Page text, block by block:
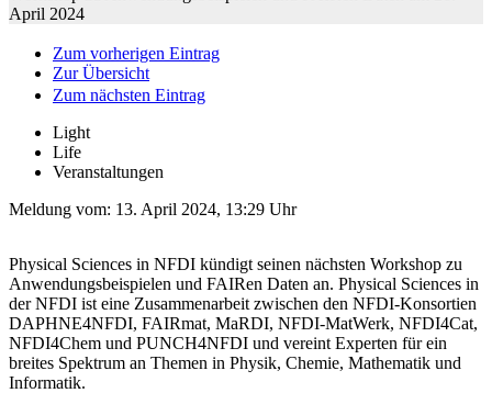
April 2024
Zum vorherigen Eintrag
Zur Übersicht
Zum nächsten Eintrag
Light
Life
Veranstaltungen
Meldung vom: 13. April 2024, 13:29 Uhr
Physical Sciences in NFDI kündigt seinen nächsten Workshop zu
Anwendungsbeispielen und FAIRen Daten an. Physical Sciences in
der NFDI ist eine Zusammenarbeit zwischen den NFDI-Konsortien
DAPHNE4NFDI, FAIRmat, MaRDI, NFDI-MatWerk, NFDI4Cat,
NFDI4Chem und PUNCH4NFDI und vereint Experten für ein
breites Spektrum an Themen in Physik, Chemie, Mathematik und
Informatik.